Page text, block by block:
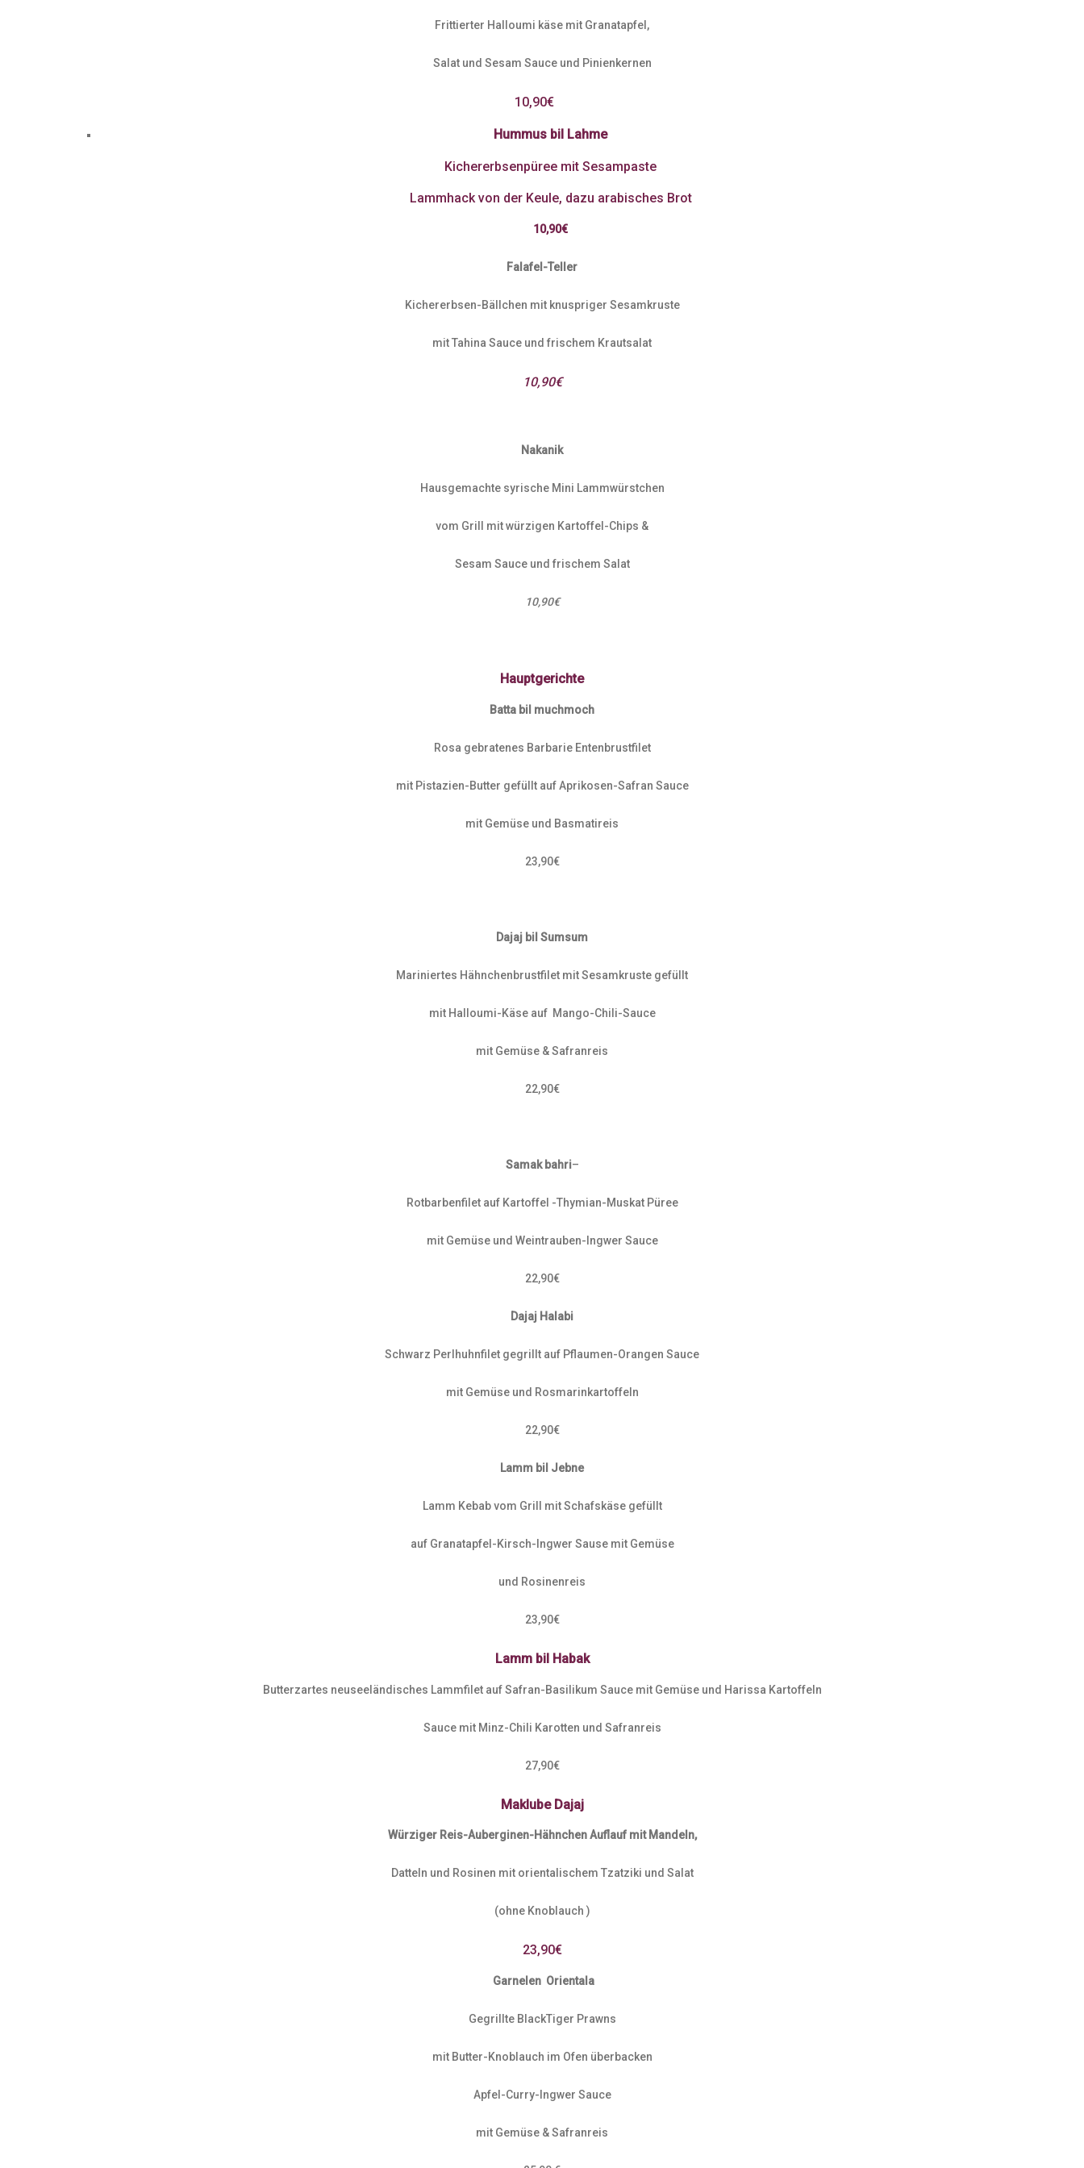
Frittierter Halloumi käse mit Granatapfel,
Salat und Sesam Sauce und Pinienkernen
10,90€
Hummus bil Lahme
Kichererbsenpüree mit Sesampaste
Lammhack von der Keule, dazu arabisches Brot
10,90€
Falafel-Teller
Kichererbsen-Bällchen mit knuspriger Sesamkruste
mit Tahina Sauce und frischem Krautsalat
10,90€
Nakanik
Hausgemachte syrische Mini Lammwürstchen
vom Grill mit würzigen Kartoffel-Chips &
Sesam Sauce und frischem Salat
10,90€
Hauptgerichte
Batta bil muchmoch
Rosa gebratenes Barbarie Entenbrustfilet
mit Pistazien-Butter gefüllt auf Aprikosen-Safran Sauce
mit Gemüse und Basmatireis
23,90€
Dajaj bil Sumsum
Mariniertes Hähnchenbrustfilet mit Sesamkruste gefüllt
mit Halloumi-Käse auf Mango-Chili-Sauce
mit Gemüse & Safranreis
22,90€
Samak bahri–
Rotbarbenfilet auf Kartoffel -Thymian-Muskat Püree
mit Gemüse und Weintrauben-Ingwer Sauce
22,90€
Dajaj Halabi
Schwarz Perlhuhnfilet gegrillt auf Pflaumen-Orangen Sauce
mit Gemüse und Rosmarinkartoffeln
22,90€
Lamm bil Jebne
Lamm Kebab vom Grill mit Schafskäse gefüllt
auf Granatapfel-Kirsch-Ingwer Sause mit Gemüse
und Rosinenreis
23,90€
Lamm bil Habak
Butterzartes neuseeländisches Lammfilet auf Safran-Basilikum Sauce mit Gemüse und Harissa Kartoffeln
Sauce mit Minz-Chili Karotten und Safranreis
27,90€
Maklube Dajaj
Würziger Reis-Auberginen-Hähnchen Auflauf mit Mandeln,
Datteln und Rosinen mit orientalischem Tzatziki und Salat
(ohne Knoblauch )
23,90€
Garnelen Orientala
Gegrillte BlackTiger Prawns
mit Butter-Knoblauch im Ofen überbacken
Apfel-Curry-Ingwer Sauce
mit Gemüse & Safranreis